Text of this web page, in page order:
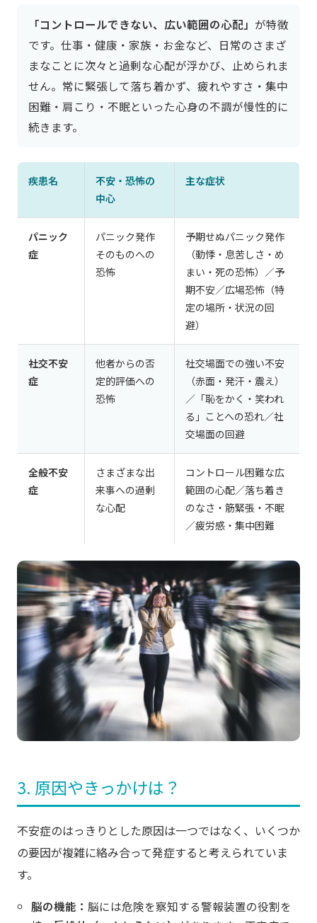
「コントロールできない、広い範囲の心配」 が特徴
です。仕事・健康・家族・お金など、日常のさまざ
まなことに次々と過剰な心配が浮かび、止められま
せん。常に緊張して落ち着かず、疲れやすさ・集中
困難・肩こり・不眠といった心身の不調が慢性的に
続きます。
疾患名
不安・恐怖の
中心
主な症状
パニック
症
パニック発作
そのものへの
恐怖
予期せぬパニック発作
（動悸・息苦しさ・め
まい・死の恐怖）／予
期不安／広場恐怖（特
定の場所・状況の回
避）
社交不安
症
他者からの否
定的評価への
恐怖
社交場面での強い不安
（赤面・発汗・震え）
／「恥をかく・笑われ
る」ことへの恐れ／社
交場面の回避
全般不安
症
さまざまな出
来事への過剰
な心配
コントロール困難な広
範囲の心配／落ち着き
のなさ・筋緊張・不眠
／疲労感・集中困難
3. 原因やきっかけは？
不安症のはっきりとした原因は一つではなく、いくつか
の要因が複雑に絡み合って発症すると考えられていま
す。
脳の機能： 脳には危険を察知する警報装置の役割を